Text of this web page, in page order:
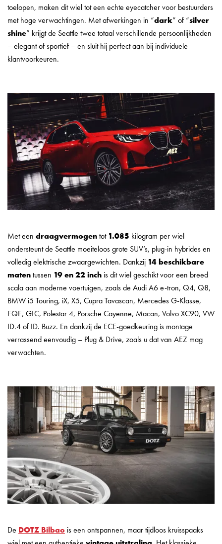
toelopen, maken dit wiel tot een echte eyecatcher voor bestuurders
met hoge verwachtingen. Met afwerkingen in “dark” of “silver
shine” krijgt de Seattle twee totaal verschillende persoonlijkheden
– elegant of sportief – en sluit hij perfect aan bij individuele
klantvoorkeuren.
Met een draagvermogentot 1.085 kilogram per wiel
ondersteunt de Seattle moeiteloos grote SUV’s, plug-in hybrides en
volledig elektrische zwaargewichten. Dankzij 14 beschikbare
matentussen 19en 22 inch is dit wiel geschikt voor een breed
scala aan moderne voertuigen, zoals de Audi A6 e-tron, Q4, Q8,
BMW i5 Touring, iX, X5, Cupra Tavascan, Mercedes G-Klasse,
EQE, GLC, Polestar 4, Porsche Cayenne, Macan, Volvo XC90, VW
ID.4 of ID. Buzz. En dankzij de ECE-goedkeuring is montage
verrassend eenvoudig – Plug & Drive, zoals u dat van AEZ mag
verwachten.
De DOTZ Bilbao is een ontspannen, maar tijdloos kruisspaaks